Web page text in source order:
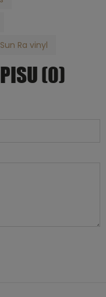
Ra vinyl
(0)